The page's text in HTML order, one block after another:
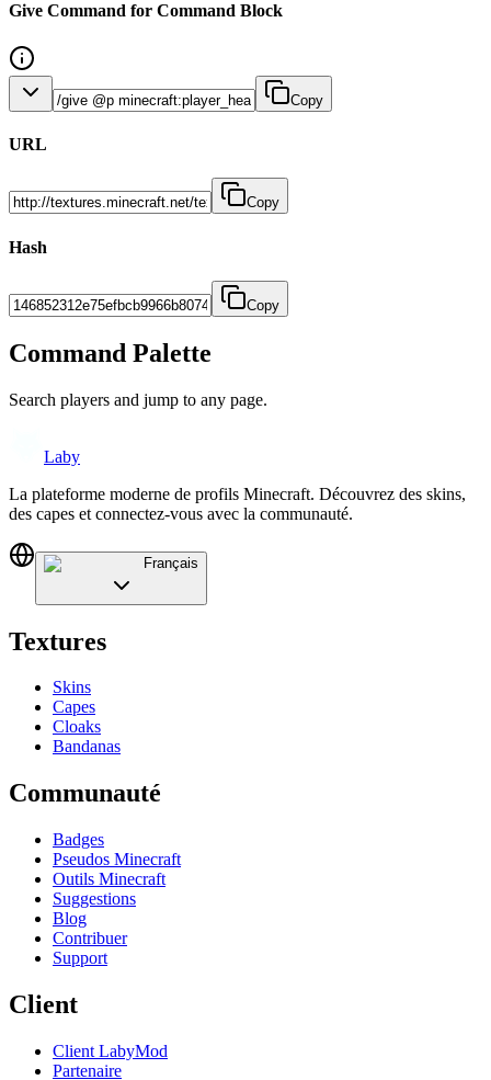
Give Command for Command Block
Copy
URL
Copy
Hash
Copy
Command Palette
Search players and jump to any page.
Laby
La plateforme moderne de profils Minecraft. Découvrez des skins,
des capes et connectez-vous avec la communauté.
Français
Textures
Skins
Capes
Cloaks
Bandanas
Communauté
Badges
Pseudos Minecraft
Outils Minecraft
Suggestions
Blog
Contribuer
Support
Client
Client LabyMod
Partenaire